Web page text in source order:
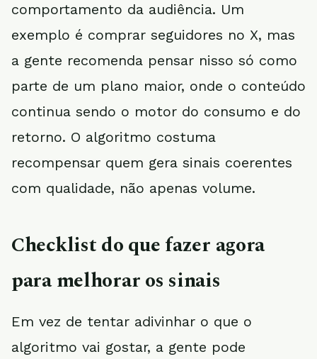
comportamento da audiência. Um
exemplo é comprar seguidores no X, mas
a gente recomenda pensar nisso só como
parte de um plano maior, onde o conteúdo
continua sendo o motor do consumo e do
retorno. O algoritmo costuma
recompensar quem gera sinais coerentes
com qualidade, não apenas volume.
Checklist do que fazer agora
para melhorar os sinais
Em vez de tentar adivinhar o que o
algoritmo vai gostar, a gente pode